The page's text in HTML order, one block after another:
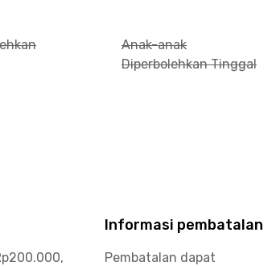
Anak-anak
Diperbolehkan Tinggal
Informasi pembatalan
Pembatalan dapat